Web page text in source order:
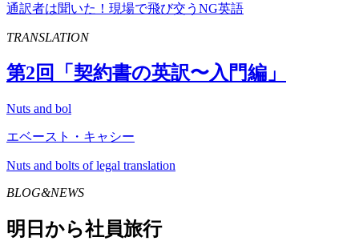
通訳者は聞いた！現場で飛び交うNG英語
TRANSLATION
第2回「契約書の英訳〜入門編」
Nuts and bol
エベースト・キャシー
Nuts and bolts of legal translation
BLOG&NEWS
明日から社員旅行